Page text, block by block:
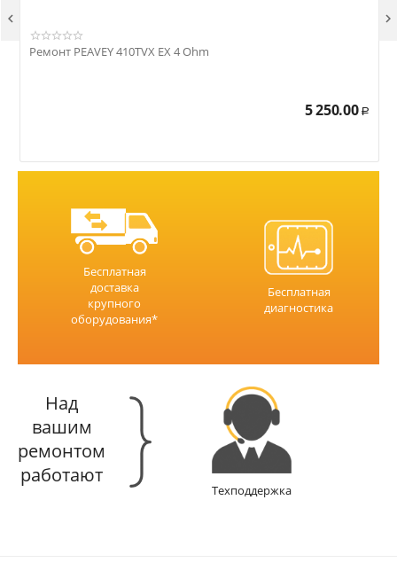
Ремонт PEAVEY 410TVX EX 4 Ohm
5 250.00 Р
 
Бесплатная
доставка
крупного
оборудования*
Бесплатная
диагностика
Над
вашим
ремонтом
работают
Техподдержка